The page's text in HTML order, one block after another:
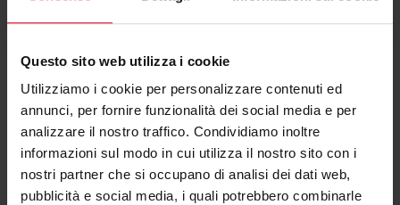
Questo sito web utilizza i cookie
Utilizziamo i cookie per personalizzare contenuti ed
annunci, per fornire funzionalità dei social media e per
analizzare il nostro traffico. Condividiamo inoltre
informazioni sul modo in cui utilizza il nostro sito con i
nostri partner che si occupano di analisi dei dati web,
pubblicità e social media, i quali potrebbero combinarle
Hai bisogno di supporto per P553?